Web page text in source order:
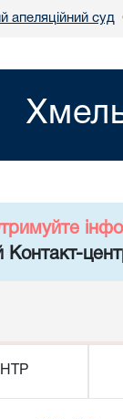
апеляційний суд
Контакт-